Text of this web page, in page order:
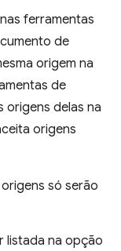
ferramentas
de
origem na
de
origens delas na
origens
só serão
listada na opção